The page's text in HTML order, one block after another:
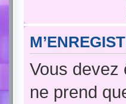
Vous devez
ne prend